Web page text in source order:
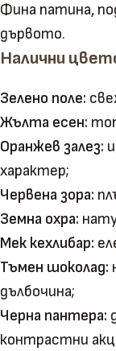
Фина патина,
дървото.
Налични
Зелено поле:
Жълта есен:
Оранжев залез:
характер;
Червена зора:
Земна охра:
Мек кехлибар:
Тъмен шоколад:
дълбочина;
Черна пантера:
контрастни